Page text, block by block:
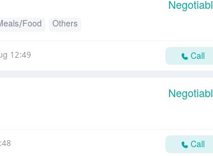
Food Others
12:49 Call
Call